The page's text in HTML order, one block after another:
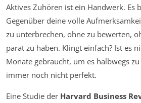
Aktives Zuhören ist ein Handwerk. Es
Gegenüber deine volle
zu unterbrechen, ohne zu bewerten,
parat zu haben. Klingt einfach? Ist es
Monate gebraucht, um es halbwegs
immer noch nicht perfekt.
Eine Studie der Harvard Business